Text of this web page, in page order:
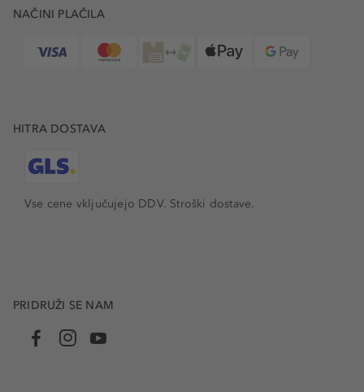
NAČINI PLAČILA
HITRA DOSTAVA
Vse cene vključujejo DDV. Stroški dostave.
PRIDRUŽI SE NAM